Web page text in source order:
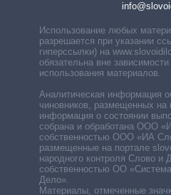
Использование любых
разрешается при указании
гиперссылки) на
обязательна вне зависимости
использования материалов.
Аналитическая информация
чиновников, размещенных на
информация о состоянии
собрана и обработана ООО
собственностью ООО «ИА
размещенные на портале
народного контроля Слово и
собственностью ОО «Система
Дело».
Материалы, отмеченные